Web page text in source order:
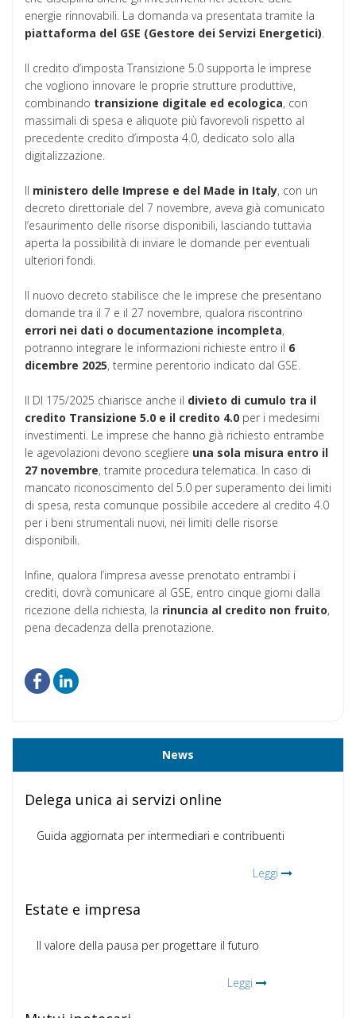
energie rinnovabili. La domanda va presentata tramite la
piattaforma del GSE (Gestore dei Servizi Energetici).
Il credito d’imposta Transizione 5.0 supporta le imprese
che vogliono innovare le proprie strutture produttive,
combinando transizione digitale ed ecologica, con
massimali di spesa e aliquote più favorevoli rispetto al
precedente credito d’imposta 4.0, dedicato solo alla
digitalizzazione.
Il ministero delle Imprese e del Made in Italy, con un
decreto direttoriale del 7 novembre, aveva già comunicato
l’esaurimento delle risorse disponibili, lasciando tuttavia
aperta la possibilità di inviare le domande per eventuali
ulteriori fondi.
Il nuovo decreto stabilisce che le imprese che presentano
domande tra il 7 e il 27 novembre, qualora riscontrino
errori nei dati o documentazione incompleta,
potranno integrare le informazioni richieste entro il 6
dicembre 2025, termine perentorio indicato dal GSE.
Il Dl 175/2025 chiarisce anche il divieto di cumulo tra il
credito Transizione 5.0 e il credito 4.0 per i medesimi
investimenti. Le imprese che hanno già richiesto entrambe
le agevolazioni devono scegliere una sola misura entro il
27 novembre, tramite procedura telematica. In caso di
mancato riconoscimento del 5.0 per superamento dei limiti
di spesa, resta comunque possibile accedere al credito 4.0
per i beni strumentali nuovi, nei limiti delle risorse
disponibili.
Infine, qualora l’impresa avesse prenotato entrambi i
crediti, dovrà comunicare al GSE, entro cinque giorni dalla
ricezione della richiesta, la rinuncia al credito non fruito,
pena decadenza della prenotazione.
News
Delega unica ai servizi online
Guida aggiornata per intermediari e contribuenti
Leggi
Estate e impresa
Il valore della pausa per progettare il futuro
Leggi